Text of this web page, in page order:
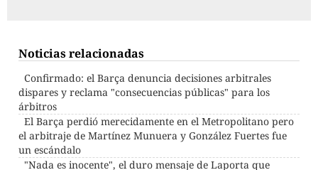
Noticias relacionadas
Confirmado: el Barça denuncia decisiones arbitrales
dispares y reclama "consecuencias públicas" para los
árbitros
El Barça perdió merecidamente en el Metropolitano pero
el arbitraje de Martínez Munuera y González Fuertes fue
un escándalo
"Nada es inocente", el duro mensaje de Laporta que